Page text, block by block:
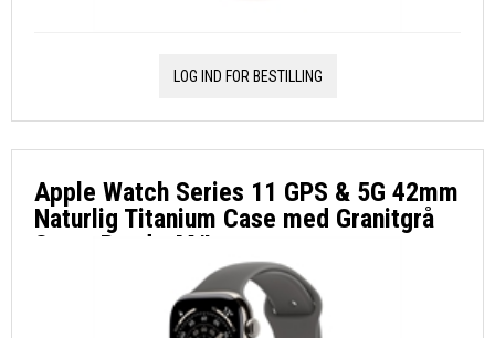
LOG IND FOR BESTILLING
Apple Watch Series 11 GPS & 5G 42mm
Naturlig Titanium Case med Granitgrå
Sport Band - M/L